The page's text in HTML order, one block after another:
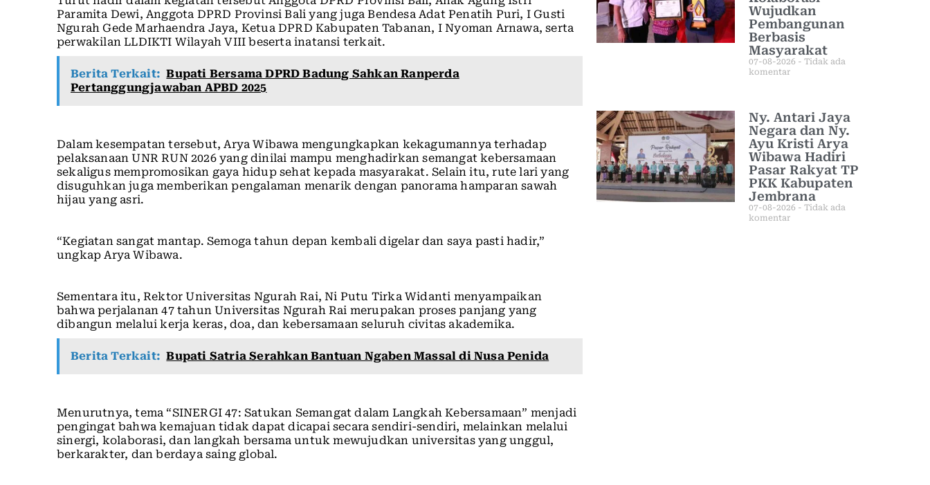
Paramita Dewi, Anggota DPRD Provinsi Bali yang juga Bendesa Adat Penatih Puri, I Gusti
Ngurah Gede Marhaendra Jaya, Ketua DPRD Kabupaten Tabanan, I Nyoman Arnawa, serta
perwakilan LLDIKTI Wilayah VIII beserta inatansi terkait.
Berita Terkait: Bupati Bersama DPRD Badung Sahkan Ranperda
Pertanggungjawaban APBD 2025
Dalam kesempatan tersebut, Arya Wibawa mengungkapkan kekagumannya terhadap
pelaksanaan UNR RUN 2026 yang dinilai mampu menghadirkan semangat kebersamaan
sekaligus mempromosikan gaya hidup sehat kepada masyarakat. Selain itu, rute lari yang
disuguhkan juga memberikan pengalaman menarik dengan panorama hamparan sawah
hijau yang asri.
“Kegiatan sangat mantap. Semoga tahun depan kembali digelar dan saya pasti hadir,”
ungkap Arya Wibawa.
Sementara itu, Rektor Universitas Ngurah Rai, Ni Putu Tirka Widanti menyampaikan
bahwa perjalanan 47 tahun Universitas Ngurah Rai merupakan proses panjang yang
dibangun melalui kerja keras, doa, dan kebersamaan seluruh civitas akademika.
Berita Terkait: Bupati Satria Serahkan Bantuan Ngaben Massal di Nusa Penida
Menurutnya, tema “SINERGI 47: Satukan Semangat dalam Langkah Kebersamaan” menjadi
pengingat bahwa kemajuan tidak dapat dicapai secara sendiri-sendiri, melainkan melalui
sinergi, kolaborasi, dan langkah bersama untuk mewujudkan universitas yang unggul,
berkarakter, dan berdaya saing global.
Wujudkan
Pembangunan
Berbasis
Masyarakat
07-08-2026
Tidak ada
komentar
Ny. Antari Jaya
Negara dan Ny.
Ayu Kristi Arya
Wibawa Hadiri
Pasar Rakyat TP
PKK Kabupaten
Jembrana
07-08-2026
Tidak ada
komentar